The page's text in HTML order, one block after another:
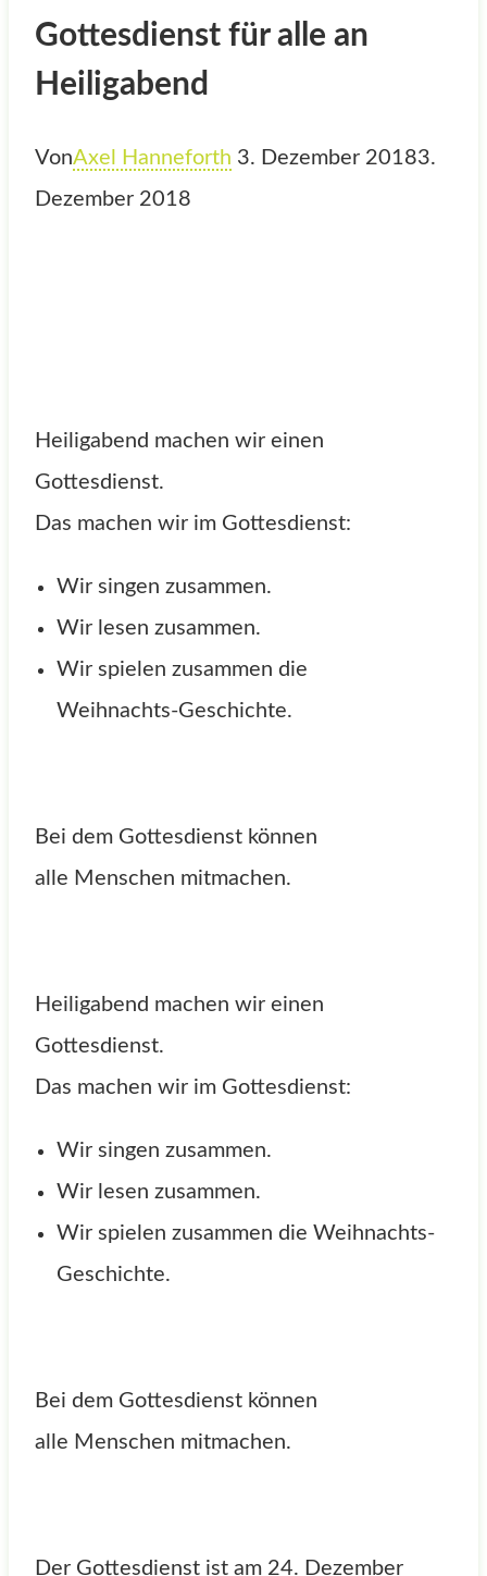
Gottesdienst für alle an
Heiligabend
VonAxel Hanneforth 3. Dezember 20183.
Dezember 2018
Heiligabend machen wir einen
Gottesdienst.
Das machen wir im Gottesdienst:
Wir singen zusammen.
Wir lesen zusammen.
Wir spielen zusammen die
Weihnachts-Geschichte.
Bei dem Gottesdienst können
alle Menschen mitmachen.
Heiligabend machen wir einen
Gottesdienst.
Das machen wir im Gottesdienst:
Wir singen zusammen.
Wir lesen zusammen.
Wir spielen zusammen die Weihnachts-
Geschichte.
Bei dem Gottesdienst können
alle Menschen mitmachen.
Der Gottesdienst ist am 24. Dezember